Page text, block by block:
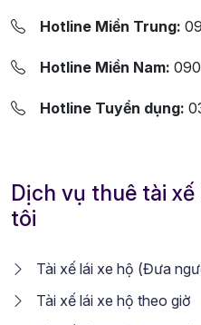
Hotline Miền Trung:
Hotline Miền Nam:
Hotline Tuyển dụng:
Dịch vụ thuê tài
tôi
Tài xế lái xe hộ (Đưa
Tài xế lái xe hộ theo giờ